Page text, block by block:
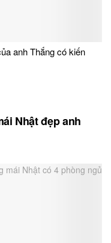
anh Thắng có kiến
Nhật đẹp anh